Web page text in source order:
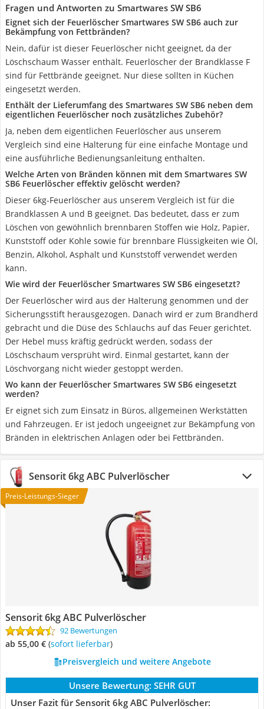
Fragen und Antworten zu Smartwares SW SB6
Eignet sich der Feuerlöscher Smartwares SW SB6 auch zur
Bekämpfung von Fettbränden?
Nein, dafür ist dieser Feuerlöscher nicht geeignet, da der
Löschschaum Wasser enthält. Feuerlöscher der Brandklasse F
sind für Fettbrände geeignet. Nur diese sollten in Küchen
eingesetzt werden.
Enthält der Lieferumfang des Smartwares SW SB6 neben dem
eigentlichen Feuerlöscher noch zusätzliches Zubehör?
Ja, neben dem eigentlichen Feuerlöscher aus unserem
Vergleich sind eine Halterung für eine einfache Montage und
eine ausführliche Bedienungsanleitung enthalten.
Welche Arten von Bränden können mit dem Smartwares SW
SB6 Feuerlöscher effektiv gelöscht werden?
Dieser 6kg-Feuerlöscher aus unserem Vergleich ist für die
Brandklassen A und B geeignet. Das bedeutet, dass er zum
Löschen von gewöhnlich brennbaren Stoffen wie Holz, Papier,
Kunststoff oder Kohle sowie für brennbare Flüssigkeiten wie Öl,
Benzin, Alkohol, Asphalt und Kunststoff verwendet werden
kann.
Wie wird der Feuerlöscher Smartwares SW SB6 eingesetzt?
Der Feuerlöscher wird aus der Halterung genommen und der
Sicherungsstift herausgezogen. Danach wird er zum Brandherd
gebracht und die Düse des Schlauchs auf das Feuer gerichtet.
Der Hebel muss kräftig gedrückt werden, sodass der
Löschschaum versprüht wird. Einmal gestartet, kann der
Löschvorgang nicht wieder gestoppt werden.
Wo kann der Feuerlöscher Smartwares SW SB6 eingesetzt
werden?
Er eignet sich zum Einsatz in Büros, allgemeinen Werkstätten
und Fahrzeugen. Er ist jedoch ungeeignet zur Bekämpfung von
Bränden in elektrischen Anlagen oder bei Fettbränden.
Sensorit 6kg ABC Pulverlöscher
Preis-Leistungs-Sieger
Sensorit 6kg ABC Pulverlöscher
92 Bewertungen
ab 55,00 € ( Sofort lieferbar)
Preisvergleich und weitere Angebote
Unsere Bewertung: SEHR GUT
Unser Fazit für Sensorit 6kg ABC Pulverlöscher: